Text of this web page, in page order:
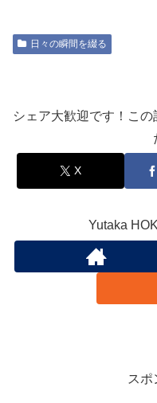
日々の瞬間を綴る
シェア大歓迎です！こ
X
Yutaka
スポ